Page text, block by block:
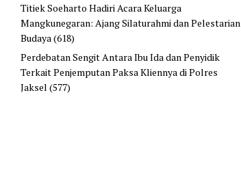
Titiek Soeharto Hadiri Acara Keluarga
Mangkunegaran: Ajang Silaturahmi dan Pelestarian
Budaya(618)
Perdebatan Sengit Antara Ibu Ida dan Penyidik
Terkait Penjemputan Paksa Kliennya di Polres
Jaksel (577)